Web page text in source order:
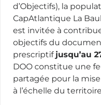
d’Objectifs), la
CapAtlantique La
est invitée à
objectifs du
prescriptif jusqu’au
DOO constitue une
partagée pour la
à l’échelle du